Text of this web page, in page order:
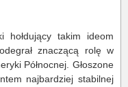
hołdujący takim ideom
znaczącą rolę w
Północnej. Głoszone
najbardziej stabilnej